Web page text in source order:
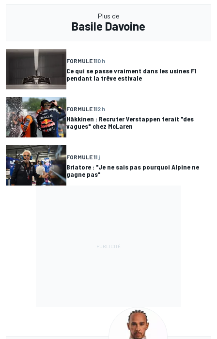
Plus de
Basile Davoine
FORMULE 110 h
Ce qui se passe vraiment dans les usines F1
pendant la trêve estivale
FORMULE 112 h
Häkkinen : Recruter Verstappen ferait "des
vagues" chez McLaren
FORMULE 11 j
Briatore : "Je ne sais pas pourquoi Alpine ne
gagne pas"